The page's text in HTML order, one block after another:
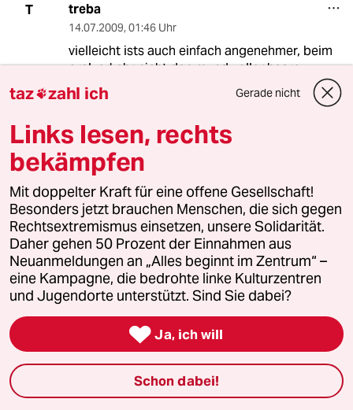
T treba
14.07.2009, 01:46 Uhr
vielleicht ists auch einfach angenehmer, beim
oralverkehr nicht den mund voller haare zu
haben?
schon im alten japan als attraktiver (wer
"shogun" gelesen hat, weiss das), es handelt
sich also nicht um eine komplett neue
erscheinung.
W what?
14.07.2009 ,01:20 Uhr
@hairy
wer solche kommentare schreibt hat mit
sicherheit auch einen liter zuviel ignoranz
getrunken am morgen.
überträgst du solche argumente auch auf
taz zahl ich Gerade nicht
Links lesen, rechts
bekämpfen
Mit doppelter Kraft für eine offene Gesellschaft!
Besonders jetzt brauchen Menschen, die sich gegen
Rechtsextremismus einsetzen, unsere Solidarität.
Daher gehen 50 Prozent der Einnahmen aus
Neuanmeldungen an „Alles beginnt im Zentrum“ –
eine Kampagne, die bedrohte linke Kulturzentren
und Jugendorte unterstützt. Sind Sie dabei?
 Ja, ich will
Schon dabei!